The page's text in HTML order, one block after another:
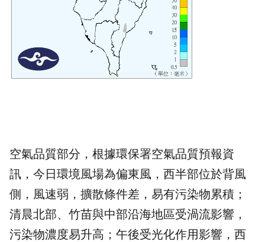
空氣品質部分，根據環保署空氣品質預報資
訊，今日環境風場為偏東風，西半部位於背風
側，風速弱，擴散條件差，易有污染物累積；
清晨北部、竹苗與中部沿海地區受渦流影響，
污染物濃度易升高；午後受光化作用影響，西